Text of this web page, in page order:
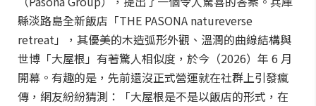
縣淡路島全新飯店「THE PASONA natureverse
retreat」，其優美的木造弧形外觀、溫潤的曲線結構與
世博「大屋根」有著驚人相似度，於今（2026）年 6 月
開幕。有趣的是，先前還沒正式營運就在社群上引發瘋
傳，網友紛紛猜測：「大屋根是不是以飯店的形式，在